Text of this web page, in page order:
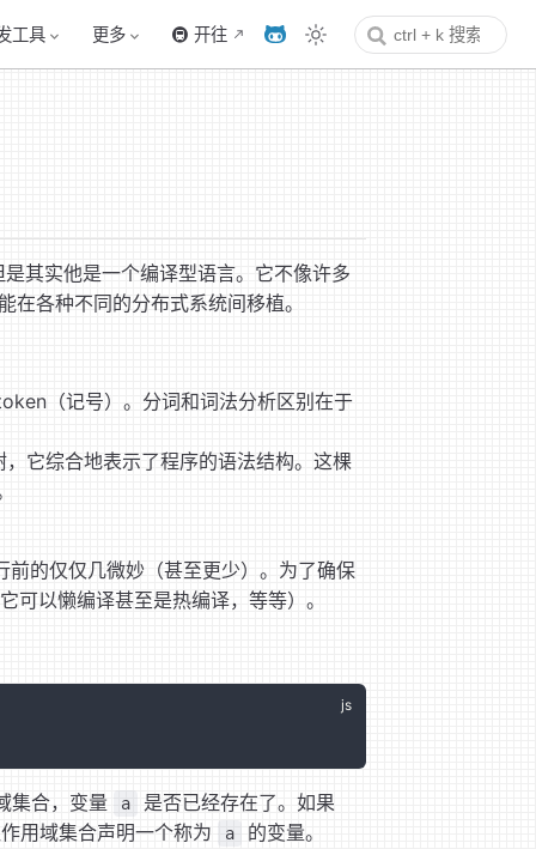
工具 更多 🚇 开往
其实他是一个编译型语言。它不像许多
各种不同的分布式系统间移植。
（记号）。分词和词法分析区别在于
它综合地表示了程序的语法结构。这棵
的仅仅几微妙（甚至更少）。为了确保
以懒编译甚至是热编译，等等）。
集合，变量 a
是否已经存在了。如果
用域集合声明一个称为
a 的变量。